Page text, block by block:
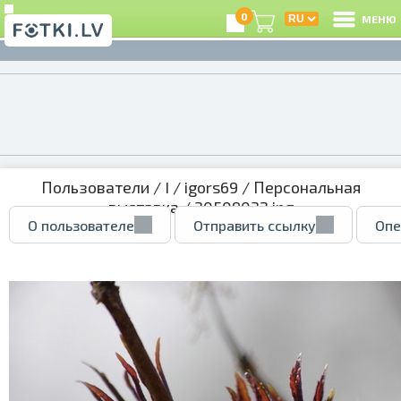
0 МЕНЮ
Пользователи / I / igors69 / Персональная
выставка/ 30509032.jpg
О пользователе Отправить ссылку